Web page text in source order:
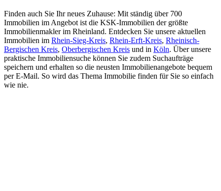
Finden auch Sie Ihr neues Zuhause: Mit ständig über 700
Immobilien im Angebot ist die KSK-Immobilien der größte
Immobilienmakler im Rheinland. Entdecken Sie unsere aktuellen
Immobilien im Rhein-Sieg-Kreis, Rhein-Erft-Kreis, Rheinisch-
Bergischen Kreis, Oberbergischen Kreis und in Köln. Über unsere
praktische Immobiliensuche können Sie zudem Suchaufträge
speichern und erhalten so die neusten Immobilienangebote bequem
per E-Mail. So wird das Thema Immobilie finden für Sie so einfach
wie nie.